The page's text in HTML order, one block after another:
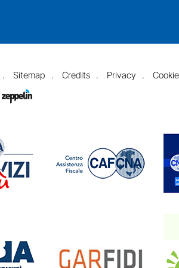
Sitemap Credits Privacy